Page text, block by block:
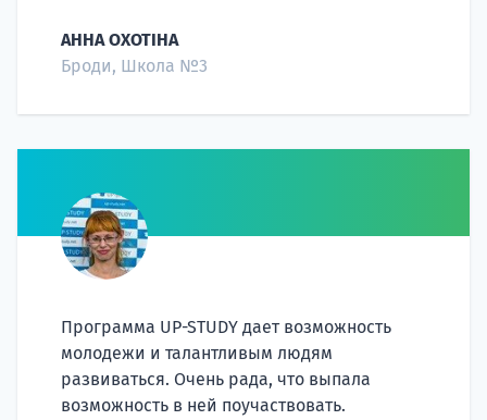
АННА ОХОТІНА
Броди, Школа №3
Программа UP-STUDY дает возможность
молодежи и талантливым людям
развиваться. Очень рада, что выпала
возможность в ней поучаствовать.